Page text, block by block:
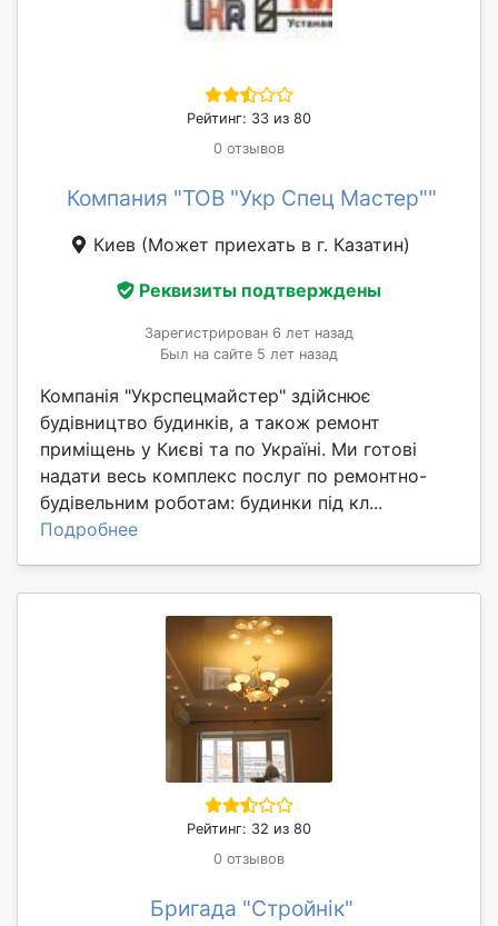
Рейтинг: 33 из 80
0 отзывов
Компания "ТОВ "Укр Спец Мастер""
Киев (Может приехать в г. Казатин)
Реквизиты подтверждены
Зарегистрирован 6 лет назад
Был на сайте 5 лет назад
Компанія "Укрспецмайстер" здійснює
будівництво будинків, а також ремонт
приміщень у Києві та по Україні. Ми готові
надати весь комплекс послуг по ремонтно-
будівельним роботам: будинки під кл...
Подробнее
Рейтинг: 32 из 80
0 отзывов
Бригада "Стройнік"